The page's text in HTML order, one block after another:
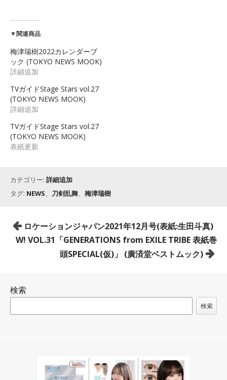
▼関連商品
梅津瑞樹2022カレンダーブ
ック (TOKYO NEWS MOOK)
詳細追加
TVガイドStage Stars vol.27
(TOKYO NEWS MOOK)
詳細追加
TVガイドStage Stars vol.27
(TOKYO NEWS MOOK)
表紙更新
カテゴリー: 詳細追加
タグ: NEWS、 刀剣乱舞、 梅津瑞樹
投
稿
ー
ロケーションジャパン2021年12月号(表紙:生田斗真)
W! VOL.31「GENERATIONS from EXILE TRIBE 表紙巻
頭SPECIAL(仮)」 (廣済堂ベストムック)
検索
検索